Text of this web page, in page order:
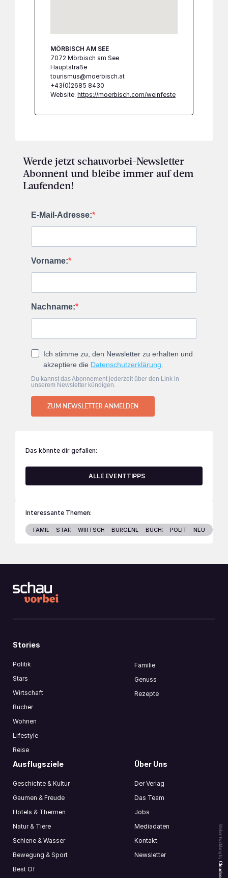
MÖRBISCH AM SEE
7072 Mörbisch am See
Hauptstraße
tourismus@moerbisch.at
+43(0)2685 8430
Website: https://moerbisch.com/weinfeste
Werde jetzt schauvorbei-Newsletter
Abonnent und bleibe immer auf dem
Laufenden!
E-Mail-Adresse:
Vorname:
Nachname:
Ich stimme zu, den Newsletter zu erhalten und
akzeptiere die Datenschutzerklärung.
Du kannst das Abonnement jederzeit über den Link in
unserem Newsletter kündigen.
ZUM NEWSLETTER ANMELDEN
Das könnte dir gefallen:
ALLE EVENTTIPPS
Interessante Themen:
FAMILIE STARS WIRTSCHAFTBURGENLANDBÜCHER POLITIK NEU
Webentwicklung by
Stories
Politik
Stars
Wirtschaft
Bücher
Wohnen
Lifestyle
Reise
Familie
Genuss
Rezepte
Ausflugsziele
Geschichte & Kultur
Gaumen & Freude
Hotels & Thermen
Natur & Tiere
Schiene & Wasser
Bewegung & Sport
Best Of
Über Uns
Der Verlag
Das Team
Jobs
Mediadaten
Kontakt
Newsletter